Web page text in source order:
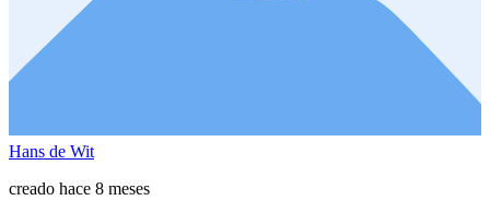
Hans de Wit
creado hace 8 meses